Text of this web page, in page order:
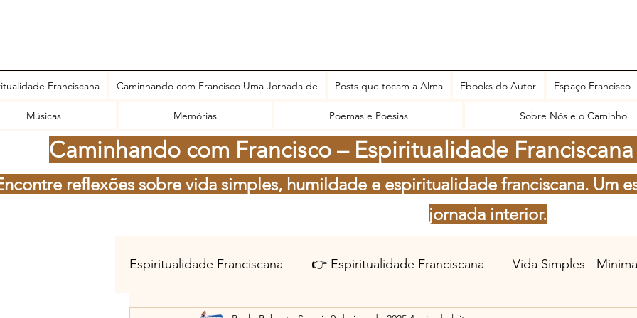
Franciscana Caminhando com Francisco Uma Jornada de Posts que tocam a Alma Ebooks do Autor Espaço Francisco
Músicas Memórias Poemas e Poesias Sobre Nós e o Caminho
Caminhando com Francisco – Espiritualidade
reflexões sobre vida simples, humildade e espiritualidade franciscana. Um
jornada interior.
Espiritualidade Franciscana 👉 Espiritualidade Franciscana Vida Simples -